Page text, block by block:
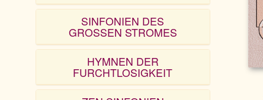
SINFONIEN DES
GROSSEN STROMES
HYMNEN DER
FURCHTLOSIGKEIT